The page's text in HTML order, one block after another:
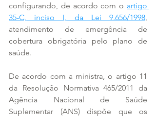
configurando, de acordo com o artigo
35-C, inciso I, da Lei 9.656/1998,
atendimento de emergência de
cobertura obrigatória pelo plano de
saúde.
De acordo com a ministra, o artigo 11
da Resolução Normativa 465/2011 da
Agência Nacional de Saúde
Suplementar (ANS) dispõe que os